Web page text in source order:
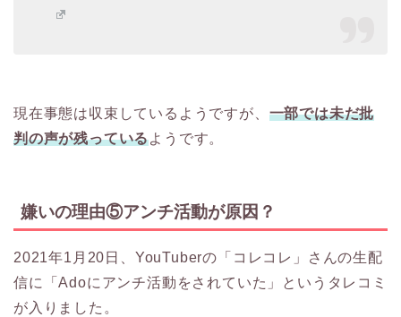
現在事態は収束しているようですが、 一部では未だ批
判の声が残っているようです。
嫌いの理由⑤アンチ活動が原因？
2021年1月20日、YouTuberの「コレコレ」さんの生配
信に「Adoにアンチ活動をされていた」というタレコミ
が入りました。